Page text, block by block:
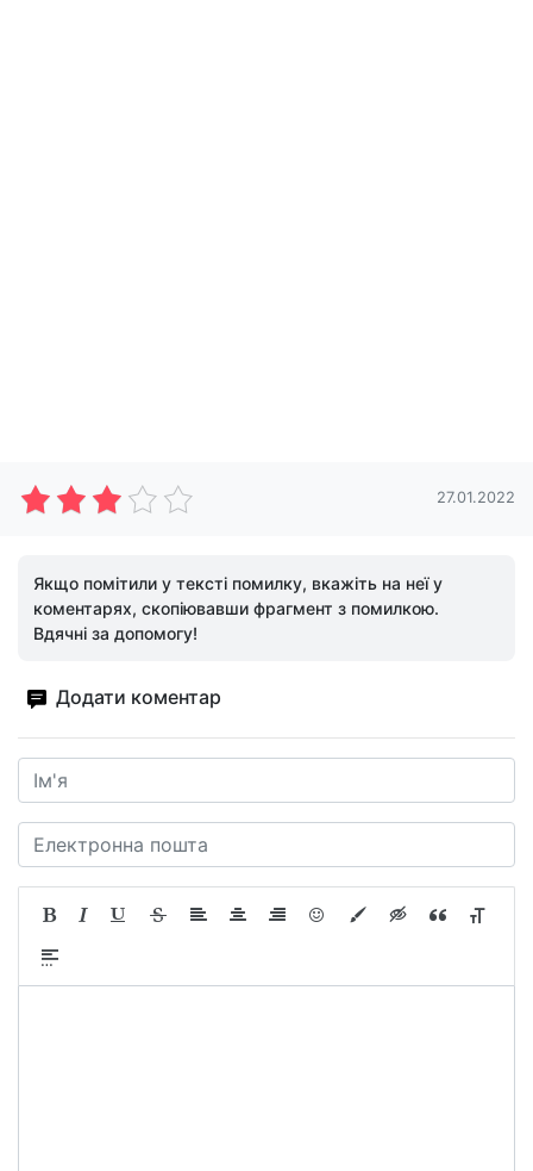
27.01.2022
Якщо помітили у тексті помилку, вкажіть на неї у
коментарях, скопіювавши фрагмент з помилкою.
Вдячні за допомогу!
Додати коментар